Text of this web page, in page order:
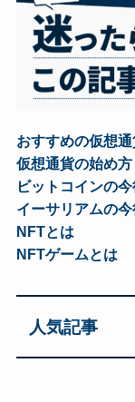
おすすめの仮想
仮想通貨の始め
ビットコインの
イーサリアムの
NFTとは
NFTゲームとは
人気記事